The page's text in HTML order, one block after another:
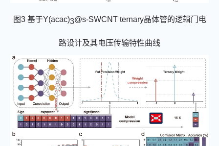
图3 基于Y(acac)3@s-SWCNT ternary晶体管的逻辑门电
路设计及其电压传输特性曲线